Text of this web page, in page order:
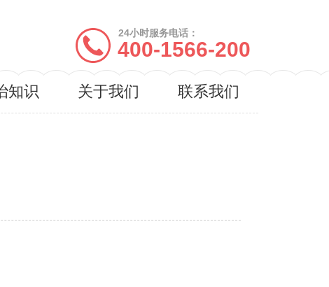
24小时服务电话：
400-1566-200
知识 关于我们 联系我们